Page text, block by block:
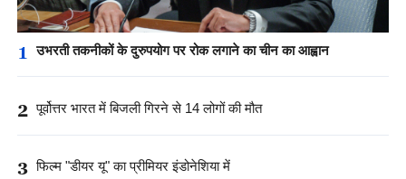
1 उभरती तकनीकों के दुरुपयोग पर रोक लगाने का चीन का आह्वान
2 पूर्वोत्तर भारत में बिजली गिरने से 14 लोगों की मौत
3 फिल्म "डीयर यू" का प्रीमियर इंडोनेशिया में